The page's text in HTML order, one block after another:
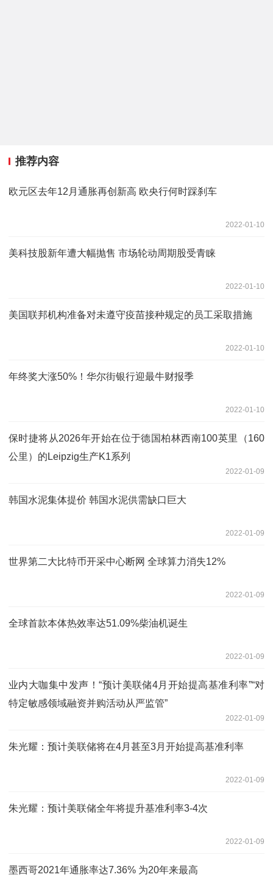
推荐内容
欧元区去年12月通胀再创新高 欧央行何时踩刹车
2022-01-10
美科技股新年遭大幅抛售 市场轮动周期股受青睐
2022-01-10
美国联邦机构准备对未遵守疫苗接种规定的员工采取措施
2022-01-10
年终奖大涨50%！华尔街银行迎最牛财报季
2022-01-10
保时捷将从2026年开始在位于德国柏林西南100英里（160
公里）的Leipzig生产K1系列
2022-01-09
韩国水泥集体提价 韩国水泥供需缺口巨大
2022-01-09
世界第二大比特币开采中心断网 全球算力消失12%
2022-01-09
全球首款本体热效率达51.09%柴油机诞生
2022-01-09
业内大咖集中发声！“预计美联储4月开始提高基准利率”“对
特定敏感领域融资并购活动从严监管”
2022-01-09
朱光耀：预计美联储将在4月甚至3月开始提高基准利率
2022-01-09
朱光耀：预计美联储全年将提升基准利率3-4次
2022-01-09
墨西哥2021年通胀率达7.36% 为20年来最高